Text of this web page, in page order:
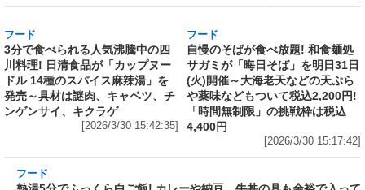
Amazonで「サッポロ生ビール黒ラベル『熊本
発売から10年、昨年までの累計寄付金額は
6,344,952円
[2026/3/30 15:50:17]